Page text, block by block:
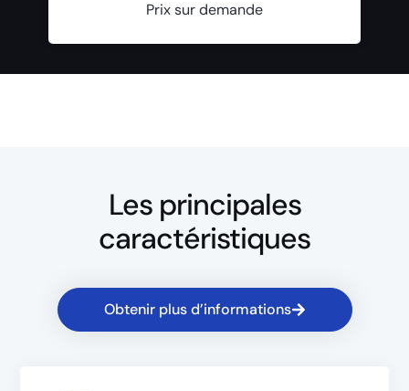
Prix sur demande
Les principales
caractéristiques
Obtenir plus d’informations